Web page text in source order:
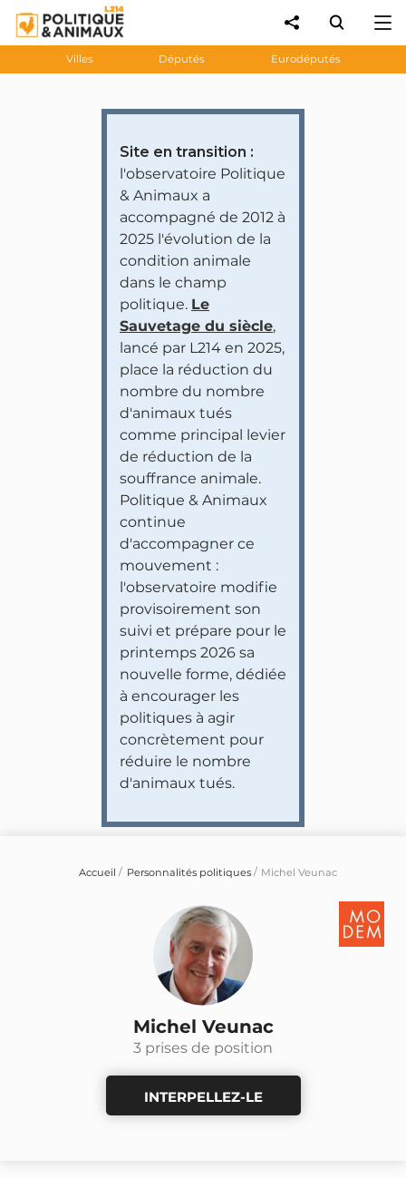
Villes Députés Eurodéputés
Site en transition :
l'observatoire Politique
& Animaux a
accompagné de 2012 à
2025 l'évolution de la
condition animale
dans le champ
politique. Le
Sauvetage du siècle,
lancé par L214 en 2025,
place la réduction du
nombre du nombre
d'animaux tués
comme principal levier
de réduction de la
souffrance animale.
Politique & Animaux
continue
d'accompagner ce
mouvement :
l'observatoire modifie
provisoirement son
suivi et prépare pour le
printemps 2026 sa
nouvelle forme, dédiée
à encourager les
politiques à agir
concrètement pour
réduire le nombre
d'animaux tués.
Accueil Personnalités politiques Michel Veunac
Michel Veunac
3 prises de position
INTERPELLEZ-LE